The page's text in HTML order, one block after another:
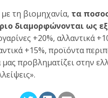
τη βιομηχανία, τα
διαμορφώνονται ως
+20%, αλλαντικά
+15%, προϊόντα
μας προβληματίζει στην